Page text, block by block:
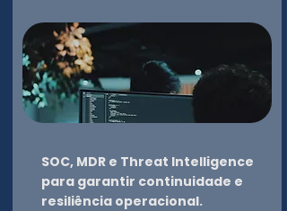
SOC, MDR e Threat Intelligence
para garantir continuidade e
resiliência operacional.